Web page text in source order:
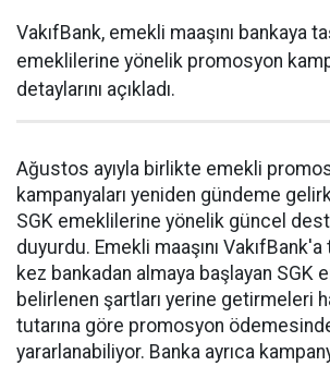
VakıfBank, emekli maaşını bankaya
emeklilerine yönelik promosyon
detaylarını açıkladı.
Ağustos ayıyla birlikte emekli
kampanyaları yeniden gündeme
SGK emeklilerine yönelik güncel
duyurdu. Emekli maaşını VakıfBank'a
kez bankadan almaya başlayan SGK
belirlenen şartları yerine getirmeleri
tutarına göre promosyon
yararlanabiliyor. Banka ayrıca